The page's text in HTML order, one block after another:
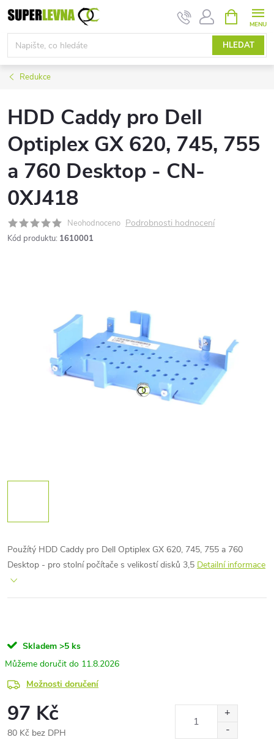
Přejít
na
obsah
HLEDAT
NÁKUPNÍ
KOŠÍK
Redukce
HDD Caddy pro Dell
Optiplex GX 620, 745, 755
a 760 Desktop - CN-
0XJ418
Neohodnoceno Podrobnosti hodnocení
Kód produktu: 1610001
Použítý HDD Caddy pro Dell Optiplex GX 620, 745, 755 a 760
Desktop - pro stolní počítače s velikostí disků 3,5 Detailní informace
Skladem >5 ks
11.8.2026
Možnosti doručení
97 Kč
80 Kč bez DPH